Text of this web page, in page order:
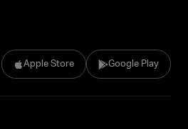
Apple Store Google Play